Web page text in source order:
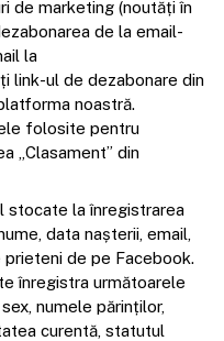
de marketing (noutăți în
de la email-
la
link-ul de dezabonare din
noastră.
folosite pentru
„Clasament” din
stocate la înregistrarea
data nașterii, email,
de pe Facebook.
înregistra următoarele
numele părinților,
curentă, statutul